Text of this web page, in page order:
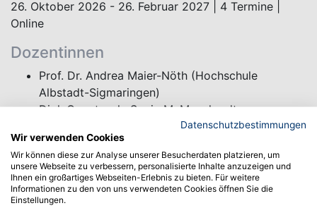
26. Oktober 2026 - 26. Februar 2027 | 4 Termine |
Online
Dozentinnen
Prof. Dr. Andrea Maier-Nöth (Hochschule
Albstadt-Sigmaringen)
Dipl. Oecotroph. Sonja M. Mannhardt
Jetzt anmelden!
Datenschutzbestimmungen
Wir verwenden Cookies
Wir können diese zur Analyse unserer Besucherdaten platzieren, um
unsere Webseite zu verbessern, personalisierte Inhalte anzuzeigen und
Ihnen ein großartiges Webseiten-Erlebnis zu bieten. Für weitere
Informationen zu den von uns verwendeten Cookies öffnen Sie die
Einstellungen.